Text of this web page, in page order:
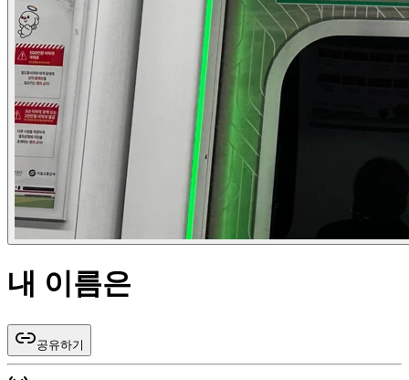
내 이름은
공유하기